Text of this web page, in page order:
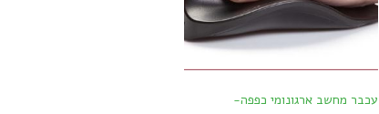
עכבר מחשב ארגונומי כפפה-